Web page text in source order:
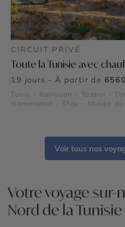
CIRCUIT PRIVÉ
Toute la Tunisie avec
19 jours - À partir de
Tunis - Kairouan - Tozeur -
Hammamet - Sfax - Musée
Voir tous nos
Votre voyage sur-
Nord de la Tunisie